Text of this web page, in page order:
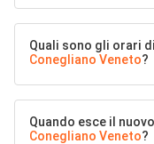
Quali sono gli orari
Conegliano Veneto?
Quando esce il
Conegliano Veneto?